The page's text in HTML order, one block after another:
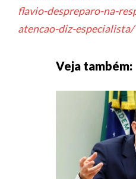
flavio-despreparo-na-
atencao-diz-especialista/
Veja também: